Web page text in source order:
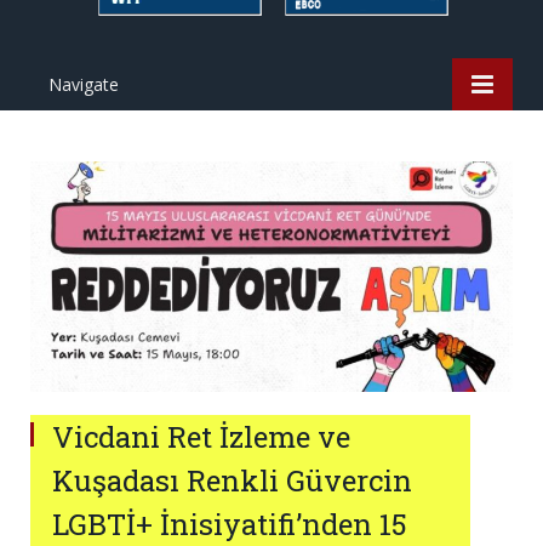
Navigate
Vicdani Ret İzleme ve
Kuşadası Renkli Güvercin
LGBTİ+ İnisiyatifi’nden 15